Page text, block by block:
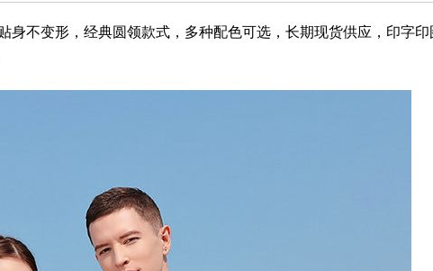
不变形，经典圆领款式，多种配色可选，长期现货供应，印字印